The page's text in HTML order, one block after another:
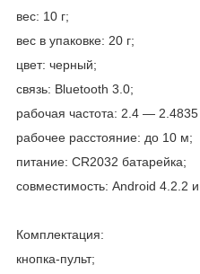
вес: 10 г;
вес в упаковке: 20 г;
цвет: черный;
связь: Bluetooth 3.0;
рабочая частота: 2.4 ―
рабочее расстояние: до 10 м;
питание: CR2032 батарейка;
совместимость: Android 4.2.2
Комплектация:
кнопка-пульт;